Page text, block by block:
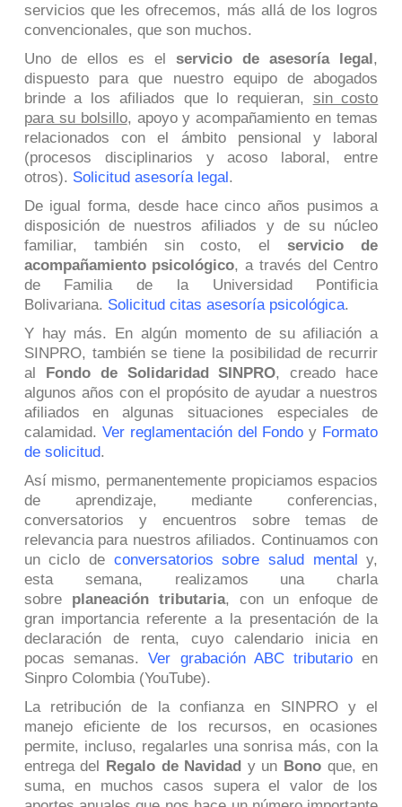
servicios que les ofrecemos, más allá de los logros
convencionales, que son muchos.
Uno de ellos es el servicio de asesoría legal,
dispuesto para que nuestro equipo de abogados
brinde a los afiliados que lo requieran, sin costo
para su bolsillo, apoyo y acompañamiento en temas
relacionados con el ámbito pensional y laboral
(procesos disciplinarios y acoso laboral, entre
otros). Solicitud asesoría legal.
De igual forma, desde hace cinco años pusimos a
disposición de nuestros afiliados y de su núcleo
familiar, también sin costo, elservicio de
acompañamiento psicológico, a través del Centro
de Familia de la Universidad Pontificia
Bolivariana. Solicitud citas asesoría psicológica.
Y hay más. En algún momento de su afiliación a
SINPRO, también se tiene la posibilidad de recurrir
al Fondo de Solidaridad SINPRO, creado hace
algunos años con el propósito de ayudar a nuestros
afiliados en algunas situaciones especiales de
calamidad. Ver reglamentación del Fondo y Formato
de solicitud.
Así mismo, permanentemente propiciamos espacios
de aprendizaje, mediante conferencias,
conversatorios y encuentros sobre temas de
relevancia para nuestros afiliados. Continuamos con
un ciclo de conversatorios sobre salud mental y,
esta semana, realizamos una charla
sobre planeación tributaria, con un enfoque de
gran importancia referente a la presentación de la
declaración de renta, cuyo calendario inicia en
pocas semanas.Ver grabación ABC tributario en
Sinpro Colombia (YouTube).
La retribución de la confianza en SINPRO y el
manejo eficiente de los recursos, en ocasiones
permite, incluso, regalarles una sonrisa más, con la
entrega del Regalo de Navidad y un Bono que, en
suma, en muchos casos supera el valor de los